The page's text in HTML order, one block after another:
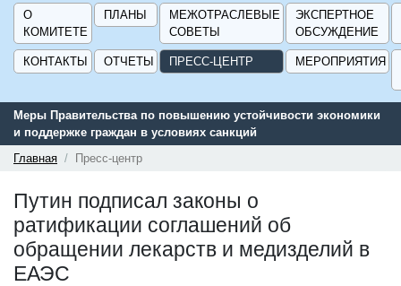
О
КОМИТЕТЕ
ПЛАНЫ
МЕЖОТРАСЛЕВЫЕ
СОВЕТЫ
ЭКСПЕРТНОЕ
ОБСУЖДЕНИЕ
КОНТАКТЫ ОТЧЕТЫ ПРЕСС-ЦЕНТР МЕРОПРИЯТИЯ
Меры Правительства по повышению устойчивости экономики
и поддержке граждан в условиях санкций
Главная
Пресс-центр
Путин подписал законы о
ратификации соглашений об
обращении лекарств и медизделий в
ЕАЭС